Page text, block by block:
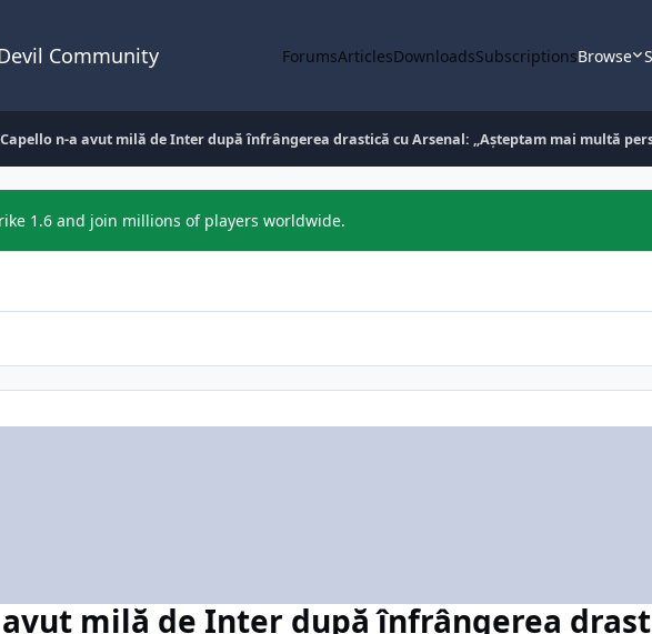
Community ForumsArticlesDownloadsSubscriptionsBrowse
n-a avut milă de Inter după înfrângerea drastică cu Arsenal: „Așteptam mai multă
1.6 and join millions of players worldwide.
avut milă de Inter după înfrângerea